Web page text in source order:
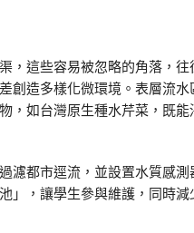
，這些容易被忽略的角落，
創造多樣化微環境。表層流
，如台灣原生種水芹菜，既
濾都市逕流，並設置水質感
」，讓學生參與維護，同時